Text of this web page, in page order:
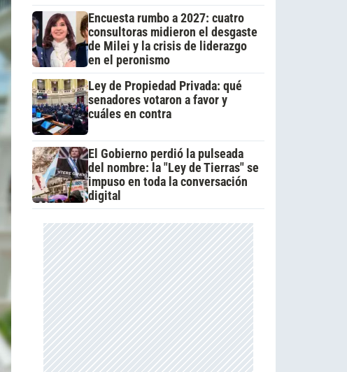
Encuesta rumbo a 2027: cuatro
consultoras midieron el desgaste
de Milei y la crisis de liderazgo
en el peronismo
Ley de Propiedad Privada: qué
senadores votaron a favor y
cuáles en contra
El Gobierno perdió la pulseada
del nombre: la "Ley de Tierras" se
impuso en toda la conversación
digital